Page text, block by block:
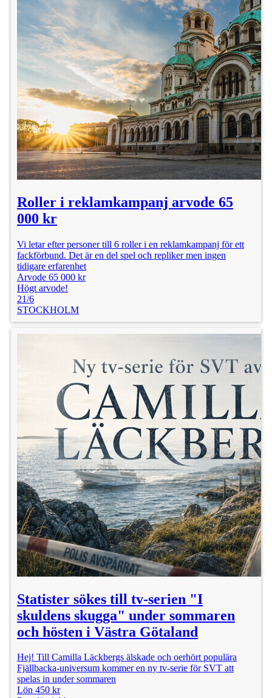
Roller i reklamkampanj arvode 65
000 kr
Vi letar efter personer till 6 roller i en reklamkampanj för ett
fackförbund. Det är en del spel och repliker men ingen
tidigare erfarenhet
Arvode 65 000 kr
Högt arvode!
21/6
STOCKHOLM
Statister sökes till tv-serien "I
skuldens skugga" under sommaren
och hösten i Västra Götaland
Hej! Till Camilla Läckbergs älskade och oerhört populära
Fjällbacka-universum kommer en ny tv-serie för SVT att
spelas in under sommaren
Lön 450 kr